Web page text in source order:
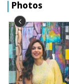
Photos